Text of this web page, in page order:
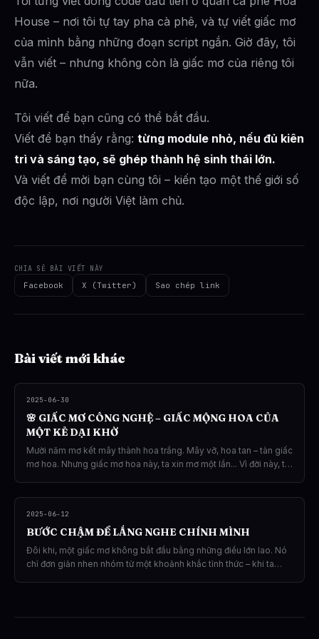
House – nơi tôi tự tay pha cà phê, và tự viết giấc mơ
của mình bằng những đoạn script ngắn. Giờ đây, tôi
vẫn viết – nhưng không còn là giấc mơ của riêng tôi
nữa.
Tôi viết để bạn cũng có thể bắt đầu.
Viết để bạn thấy rằng: từng module nhỏ, nếu đủ kiên
trì và sáng tạo, sẽ ghép thành hệ sinh thái lớn.
Và viết để mời bạn cùng tôi – kiến tạo một thế giới số
độc lập, nơi người Việt làm chủ.
CHIA SẺ BÀI VIẾT NÀY
Facebook X (Twitter) Sao chép link
Bài viết mới khác
2025-06-30
🌸 GIẤC MƠ CÔNG NGHỆ – GIẤC MỘNG HOA CỦA
MỘT KẺ DẠI KHỜ
Mười năm mơ kết mây thành hoa trắng. Mây vỡ, hoa tan – tàn giấc
mơ hoa. Nhưng giấc mơ hoa này, ta xin mơ một lần... Vì đời này, ta
2025-06-12
BƯỚC CHẬM ĐỂ LẮNG NGHE CHÍNH MÌNH
Đôi khi, một giấc mơ không bắt đầu bằng những điều lớn lao. Nó
chỉ đơn giản nhen nhóm từ một khoảnh khắc tỉnh thức – khi ta